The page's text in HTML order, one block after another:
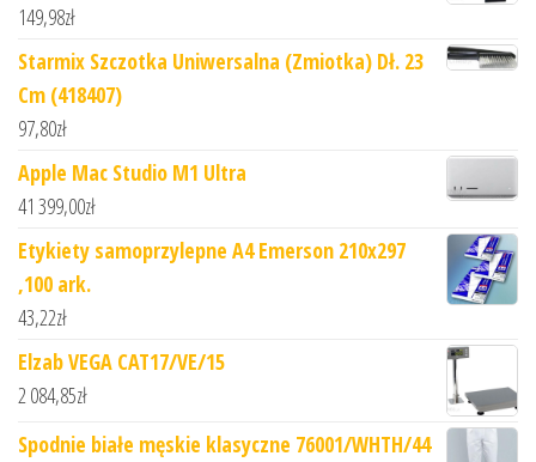
149,98zł
Starmix Szczotka Uniwersalna (Zmiotka) Dł. 23
Cm (418407)
97,80zł
Apple Mac Studio M1 Ultra
41 399,00zł
Etykiety samoprzylepne A4 Emerson 210x297
,100 ark.
43,22zł
Elzab VEGA CAT17/VE/15
2 084,85zł
Spodnie białe męskie klasyczne 76001/WHTH/44